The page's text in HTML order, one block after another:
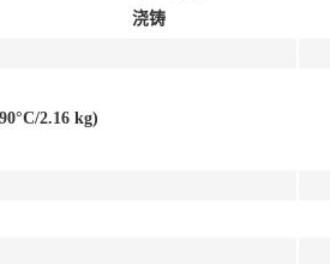
浇铸
2.16 kg)